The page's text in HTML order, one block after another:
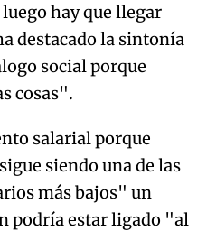
hay que llegar
destacado la sintonía
social porque
cosas".
salarial porque
siendo una de las
más bajos" un
podría estar ligado "al